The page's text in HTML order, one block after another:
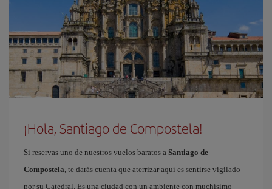
¡Hola, Santiago de Compostela!
Si reservas uno de nuestros vuelos baratos a Santiago de
Compostela, te darás cuenta que aterrizar aquí es sentirse vigilado
por su Catedral. Es una ciudad con un ambiente con muchísimo